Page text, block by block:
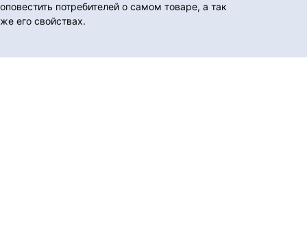
оповестить потребителей о самом товаре, а так
же его свойствах.